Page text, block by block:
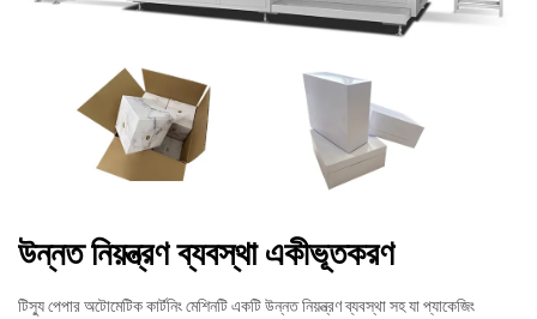
উন্নত নিয়ন্ত্রণ ব্যবস্থা একীভূতকরণ
টিস্যু পেপার অটোমেটিক কার্টনিং মেশিনটি একটি উন্নত নিয়ন্ত্রণ ব্যবস্থা সহ যা প্যাকেজিং